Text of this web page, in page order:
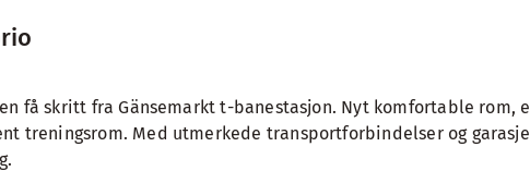
få skritt fra Gänsemarkt t-banestasjon. Nyt komfortable rom,
treningsrom. Med utmerkede transportforbindelser og